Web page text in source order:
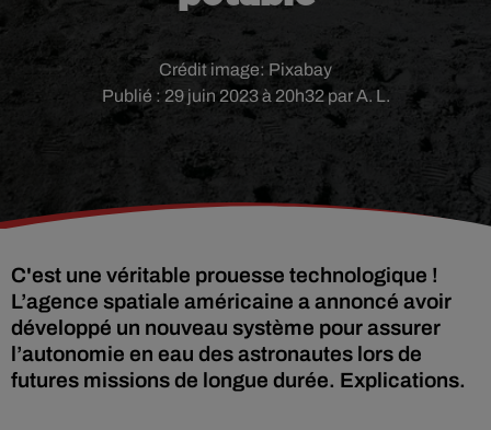
Publié : 29 juin 2023 à 20h32 par A. L.
Crédit image: Pixabay
C'est une véritable prouesse technologique !
L’agence spatiale américaine a annoncé avoir
développé un nouveau système pour assurer
l’autonomie en eau des astronautes lors de
futures missions de longue durée. Explications.